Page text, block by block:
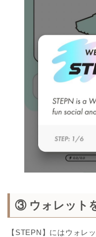
③ ウォレット
【STEPN】にはウォレ